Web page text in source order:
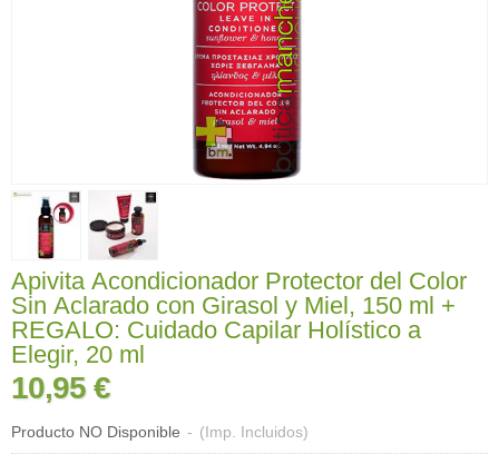
Apivita Acondicionador Protector del Color
Sin Aclarado con Girasol y Miel, 150 ml +
REGALO: Cuidado Capilar Holístico a
Elegir, 20 ml
10,95 €
Producto NO Disponible - (Imp. Incluidos)